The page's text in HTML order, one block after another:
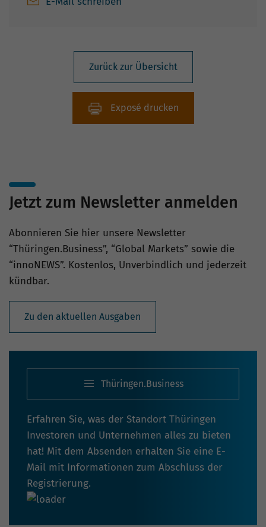
Zurück zur Übersicht
Exposé drucken
Jetzt zum Newsletter anmelden
Abonnieren Sie hier unsere Newsletter
“Thüringen.Business”, “Global Markets” sowie die
“innoNEWS”. Kostenlos, Unverbindlich und jederzeit
kündbar.
Zu den aktuellen Ausgaben
Thüringen.Business
Erfahren Sie, was der Standort Thüringen
Investoren und Unternehmen alles zu bieten
hat! Mit dem Absenden erhalten Sie eine E-
Mail mit Informationen zum Abschluss der
Registrierung.